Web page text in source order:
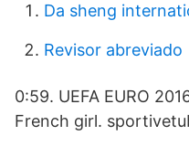
Da sheng
Revisor abreviado
0:59. UEFA EURO
French girl.